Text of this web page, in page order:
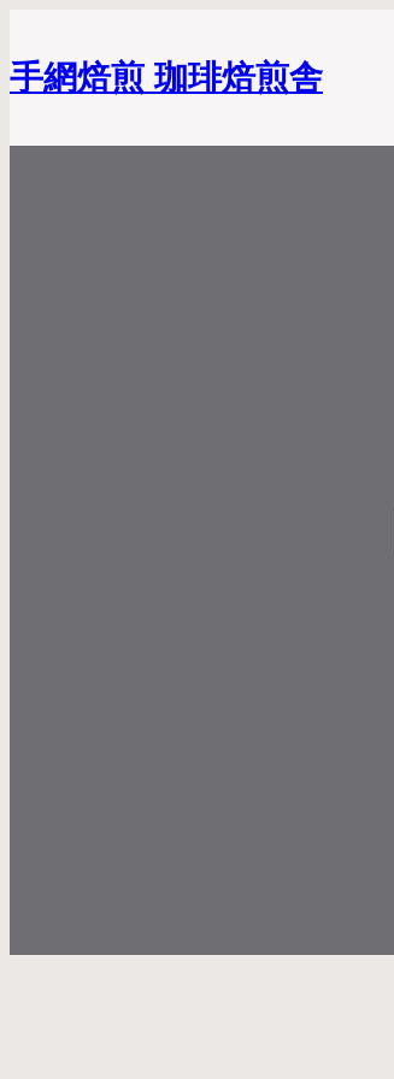
手網焙煎 珈琲焙煎舎